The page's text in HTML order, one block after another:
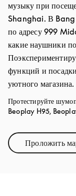
музыку при
Shanghai. В
по адресу 999
какие наушники
функций и
уютного магазина.
Протестируйте
Beoplay H95,
Проложить